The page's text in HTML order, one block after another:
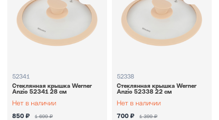
52341
Стеклянная крышка Werner
Anzio 52341 28 см
850 ₽ 1 699 ₽
52338
Стеклянная крышка Werner
Anzio 52338 22 см
700 ₽ 1 399 ₽